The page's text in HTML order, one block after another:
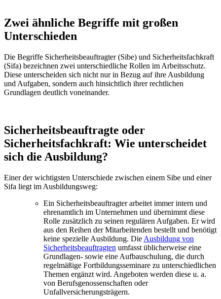
Zwei ähnliche Begriffe mit großen
Unterschieden
Die Begriffe Sicherheitsbeauftragter (Sibe) und Sicherheitsfachkraft
(Sifa) bezeichnen zwei unterschiedliche Rollen im Arbeitsschutz.
Diese unterscheiden sich nicht nur in Bezug auf ihre Ausbildung
und Aufgaben, sondern auch hinsichtlich ihrer rechtlichen
Grundlagen deutlich voneinander.
Sicherheitsbeauftragte oder
Sicherheitsfachkraft: Wie unterscheidet
sich die Ausbildung?
Einer der wichtigsten Unterschiede zwischen einem Sibe und einer
Sifa liegt im Ausbildungsweg:
Ein Sicherheitsbeauftragter arbeitet immer intern und
ehrenamtlich im Unternehmen und übernimmt diese
Rolle zusätzlich zu seinen regulären Aufgaben. Er wird
aus den Reihen der Mitarbeitenden bestellt und benötigt
keine spezielle Ausbildung. Die Ausbildung von
Sicherheitsbeauftragten umfasst üblicherweise eine
Grundlagen- sowie eine Aufbauschulung, die durch
regelmäßige Fortbildungsseminare zu unterschiedlichen
Themen ergänzt wird. Angeboten werden diese u. a.
von Berufsgenossenschaften oder
Unfallversicherungsträgern.